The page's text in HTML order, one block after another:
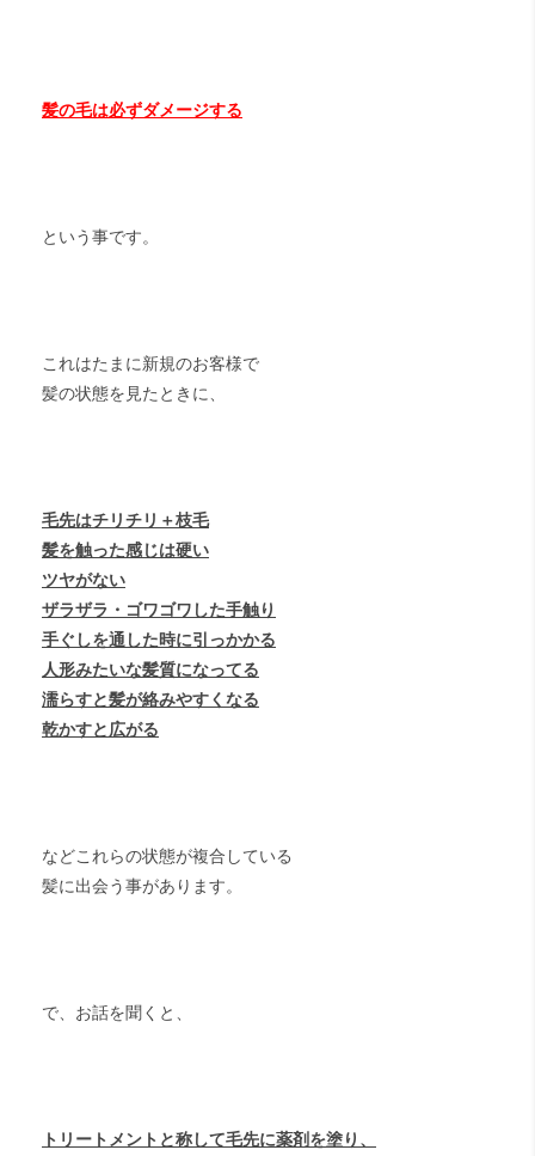
髪の毛は必ずダメージする
という事です。
これはたまに新規のお客様で
髪の状態を見たときに、
毛先はチリチリ＋枝毛
髪を触った感じは硬い
ツヤがない
ザラザラ・ゴワゴワした手触り
手ぐしを通した時に引っかかる
人形みたいな髪質になってる
濡らすと髪が絡みやすくなる
乾かすと広がる
などこれらの状態が複合している
髪に出会う事があります。
で、お話を聞くと、
トリートメントと称して毛先に薬剤を塗り、